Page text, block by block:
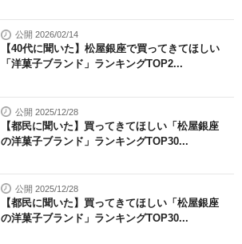
公開 2026/02/14
【40代に聞いた】松屋銀座で買ってきてほしい
「洋菓子ブランド」ランキングTOP2...
公開 2025/12/28
【都民に聞いた】買ってきてほしい「松屋銀座
の洋菓子ブランド」ランキングTOP30...
公開 2025/12/28
【都民に聞いた】買ってきてほしい「松屋銀座
の洋菓子ブランド」ランキングTOP30...